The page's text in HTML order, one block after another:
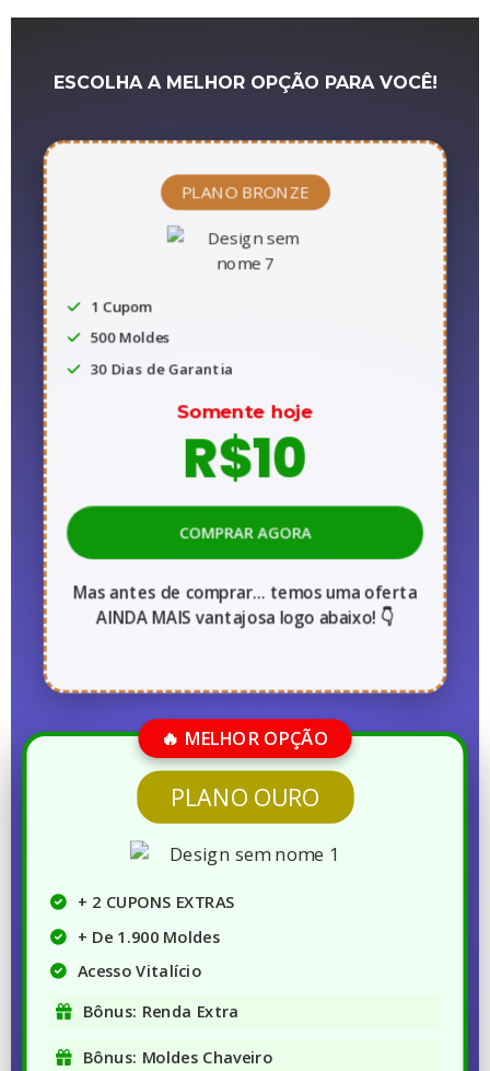
ESCOLHA A MELHOR OPÇÃO PARA VOCÊ!
PLANO BRONZE
1 Cupom
500 Moldes
30 Dias de Garantia
Somente hoje
R$10
COMPRAR AGORA
Mas antes de comprar... temos uma oferta
AINDA MAIS vantajosa logo abaixo! 👇
🔥 MELHOR OPÇÃO
PLANO OURO
+ 2 CUPONS EXTRAS
+ De 1.900 Moldes
Acesso Vitalício
Bônus: Renda Extra
Bônus: Moldes Chaveiro